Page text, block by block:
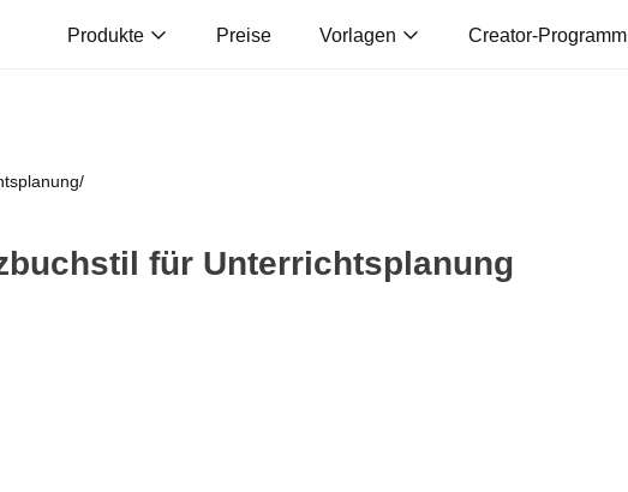
Produkte Preise Vorlagen Creator-Programm
/
für Unterrichtsplanung